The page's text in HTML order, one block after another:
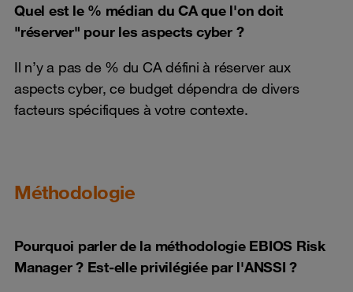
Quel est le % médian du CA que l'on doit
"réserver" pour les aspects cyber ?
Il n’y a pas de % du CA défini à réserver aux
aspects cyber, ce budget dépendra de divers
facteurs spécifiques à votre contexte.
Méthodologie
Pourquoi parler de la méthodologie EBIOS Risk
Manager ? Est-elle privilégiée par l'ANSSI ?